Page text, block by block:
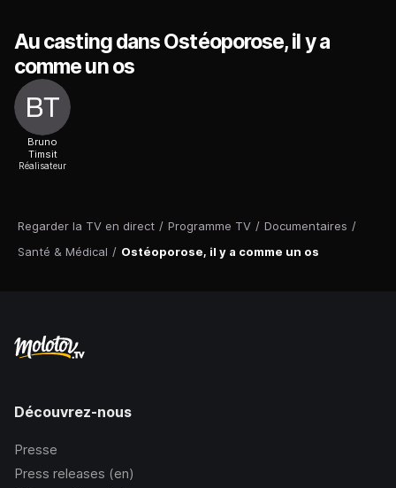
Regarder la TV en direct / Programme TV / Documentaires /
Santé & Médical / Ostéoporose, il y a comme un os
Au casting dans Ostéoporose, il y a
comme un os
Bruno
Timsit
Réalisateur
Découvrez-nous
Presse
Press releases (en)